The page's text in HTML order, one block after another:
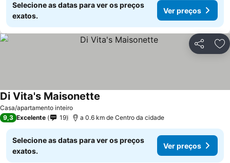
Selecione as datas para ver os preços
exatos.
Ver preços
Partilhar
Casa/apartamento inteiro
Di Vita's Maisonette
9,3 Excelente 19 a 0.6 km de Centro da cidade
Selecione as datas para ver os preços
exatos.
Ver preços